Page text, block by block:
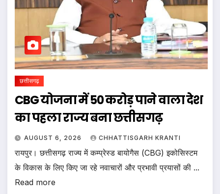
छत्तीसगढ़
CBG योजना में 50 करोड़ पाने वाला देश
का पहला राज्य बना छत्तीसगढ़
AUGUST 6, 2026 CHHATTISGARH KRANTI
रायपुर। छत्तीसगढ़ राज्य में कम्प्रेस्ड बायोगैस (CBG) इकोसिस्टम
के विकास के लिए किए जा रहे नवाचारों और प्रभावी प्रयासों की ...
Read more